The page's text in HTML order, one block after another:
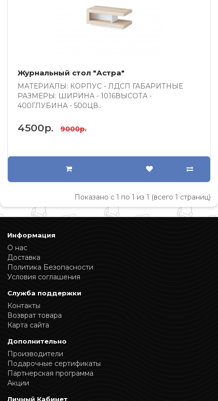
Журнальный стол "Астра"
МАТЕРИАЛЫ: КОРПУС - ЛДСП ГАБАРИТНЫЕ
РАЗМЕРЫ: ШИРИНА - 1016ВЫСОТА -
400ГЛУБИНА - 500ЦВ..
4500р. 9000р.
Показано с 1 по 1 из 1 (всего 1 страниц)
Информация
О нас
Доставка
Политика Безопасности
Условия соглашения
Служба поддержки
Контакты
Возврат товара
Карта сайта
Дополнительно
Производители
Подарочные сертификаты
Партнерская программа
Акции
Личный Кабинет